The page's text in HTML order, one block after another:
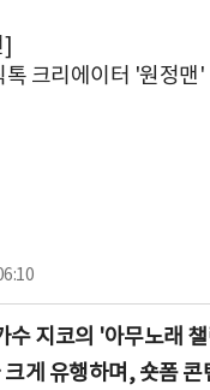
]
크리에이터 '원정맨'
수 지코의 '아무노래
게 유행하며, 숏폼 콘